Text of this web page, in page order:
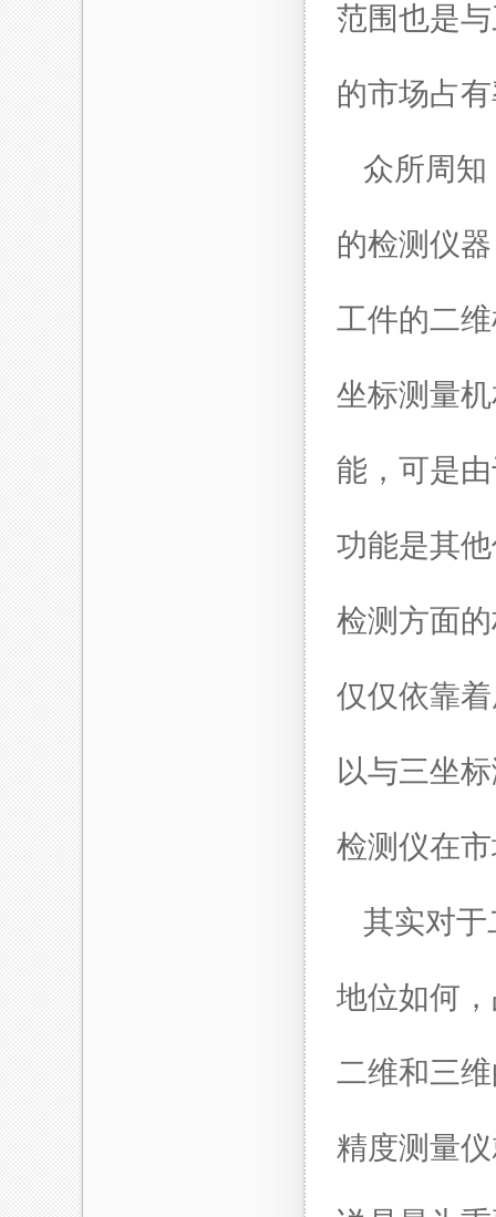
范围也是
的市场占
众所周知
的检测仪
工件的二
坐标测量
能，可是
功能是其
检测方面
仅仅依靠
以与三坐
检测仪在
其实对于
地位如何
二维和三
精度测量